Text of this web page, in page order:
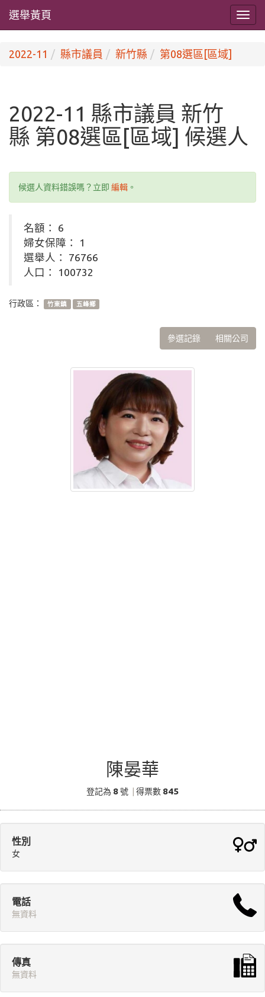
選舉黃頁
2022-11 縣市議員 新竹縣 第08選區[區域]
2022-11 縣市議員 新竹
縣 第08選區[區域] 候選人
候選人資料錯誤嗎？立即 編輯 。
名額： 6
婦女保障： 1
選舉人： 76766
人口： 100732
行政區： 竹東鎮 五峰鄉
參選記錄 相關公司
陳晏華
登記為 8號 得票數 845
性別
女
電話
無資料
傳真
無資料